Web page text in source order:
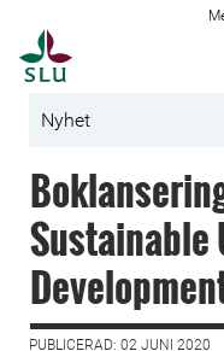
Nyhet
Sustainable
PUBLICERAD: 02 JUNI 2020